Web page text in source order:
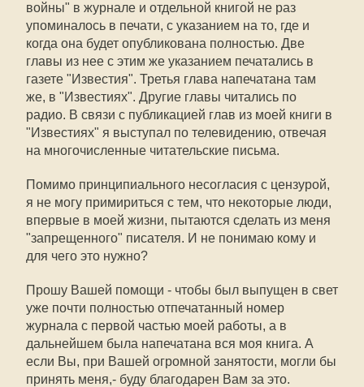
войны" в журнале и отдельной книгой не раз
упоминалось в печати, с указанием на то, где и
когда она будет опубликована полностью. Две
главы из нее с этим же указанием печатались в
газете "Известия". Третья глава напечатана там
же, в "Известиях". Другие главы читались по
радио. В связи с публикацией глав из моей книги в
"Известиях" я выступал по телевидению, отвечая
на многочисленные читательские письма.
Помимо принципиального несогласия с цензурой,
я не могу примириться с тем, что некоторые люди,
впервые в моей жизни, пытаются сделать из меня
"запрещенного" писателя. И не понимаю кому и
для чего это нужно?
Прошу Вашей помощи - чтобы был выпущен в свет
уже почти полностью отпечатанный номер
журнала с первой частью моей работы, а в
дальнейшем была напечатана вся моя книга. А
если Вы, при Вашей огромной занятости, могли бы
принять меня,- буду благодарен Вам за это.